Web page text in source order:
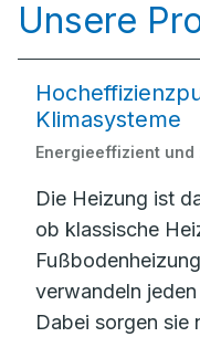
Unsere
Klimasysteme
Energieeffizient und
Die Heizung ist
ob klassische
verwandeln
Dabei sorgen sie